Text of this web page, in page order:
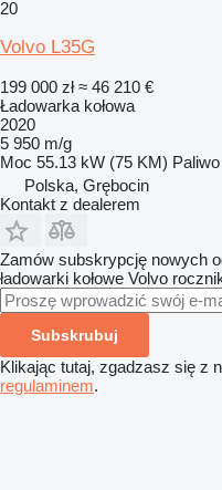
20
Volvo L35G
199 000 zł ≈ 46 210 €
Ładowarka kołowa
2020
5 950 m/g
Moc 55.13 kW (75 KM) Paliwo
Polska, Grębocin
Kontakt z dealerem
Zamów subskrypcję nowych
ładowarki kołowe Volvo
Subskrubuj
Klikając tutaj, zgadzasz się z
regulaminem.